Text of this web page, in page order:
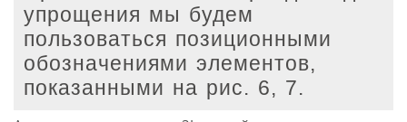
упрощения мы будем
пользоваться позиционными
обозначениями элементов,
показанными на рис. 6, 7.